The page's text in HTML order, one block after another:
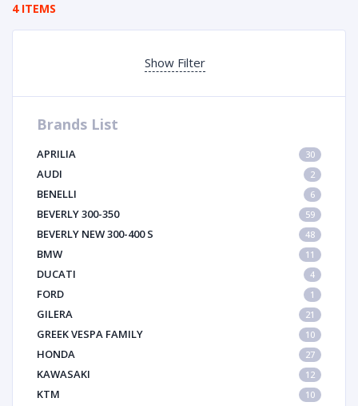
4 ITEMS
Show Filter
Brands List
APRILIA 30
AUDI 2
BENELLI 6
BEVERLY 300-350 59
BEVERLY NEW 300-400 S 48
BMW 11
DUCATI 4
FORD 1
GILERA 21
GREEK VESPA FAMILY 10
HONDA 27
KAWASAKI 12
KTM 10